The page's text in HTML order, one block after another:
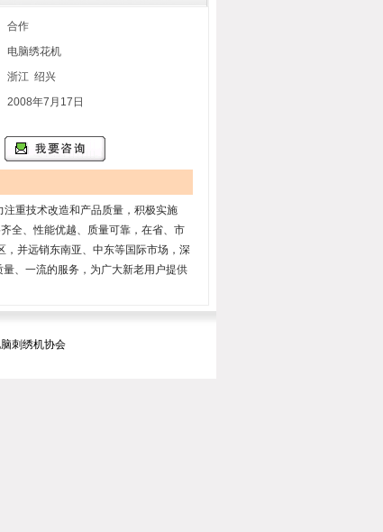
合作
电脑绣花机
浙江 绍兴
2008年7月17日
重技术改造和产品质量，积极实施
全、性能优越、质量可靠，在省、市
并远销东南亚、中东等国际市场，深
、一流的服务，为广大新老用户提供
刺绣机协会